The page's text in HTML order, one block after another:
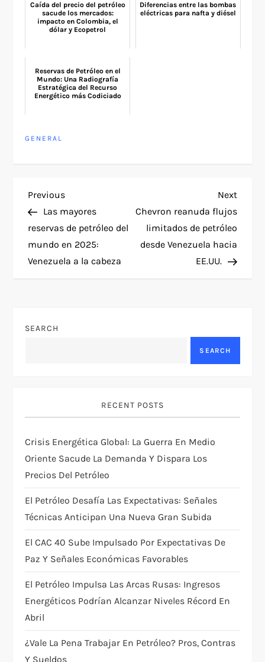
Caída del precio del petróleo
sacude los mercados:
impacto en Colombia, el
dólar y Ecopetrol
Diferencias entre las bombas
eléctricas para nafta y diésel
Reservas de Petróleo en el
Mundo: Una Radiografía
Estratégica del Recurso
Energético más Codiciado
GENERAL
P
o
s
a
g
a
t
i
o
n
Previous
Post
Previous
Las mayores
reservas de petróleo del
mundo en 2025:
Venezuela a la cabeza
Next
Post
Next
Chevron reanuda flujos
limitados de petróleo
desde Venezuela hacia
EE.UU.
SEARCH
SEARCH
RECENT POSTS
Crisis Energética Global: La Guerra En Medio
Oriente Sacude La Demanda Y Dispara Los
Precios Del Petróleo
El Petróleo Desafía Las Expectativas: Señales
Técnicas Anticipan Una Nueva Gran Subida
El CAC 40 Sube Impulsado Por Expectativas De
Paz Y Señales Económicas Favorables
El Petróleo Impulsa Las Arcas Rusas: Ingresos
Energéticos Podrían Alcanzar Niveles Récord En
Abril
¿Vale La Pena Trabajar En Petróleo? Pros, Contras
Y Sueldos